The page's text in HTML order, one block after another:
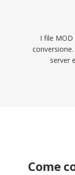
I file
server
Come